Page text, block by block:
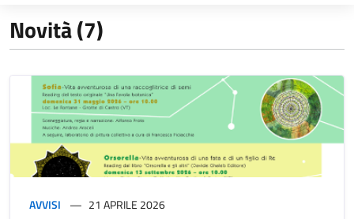
Novità (7)
AVVISI 21 APRILE 2026